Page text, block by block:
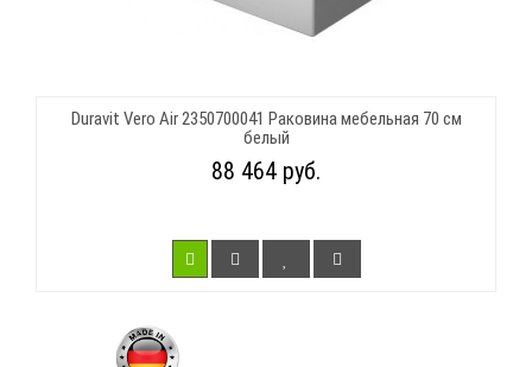
Duravit Vero Air 2350700041 Раковина мебельная 70 см
белый
88 464 руб.